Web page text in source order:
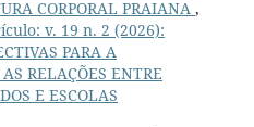
CORPORAL PRAIANA ,
v. 19 n. 2 (2026):
PARA A
RELAÇÕES ENTRE
E ESCOLAS